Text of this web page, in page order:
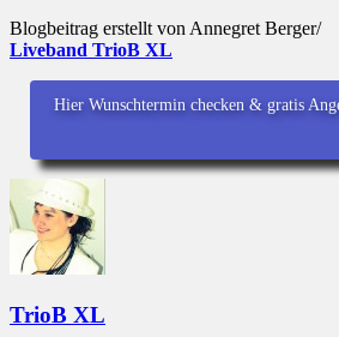
Blogbeitrag erstellt von Annegret Berger/
Liveband TrioB XL
Hier Wunschtermin checken & gratis
TrioB XL